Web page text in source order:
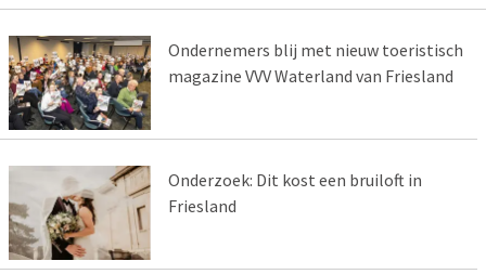
Ondernemers blij met nieuw toeristisch
magazine VVV Waterland van Friesland
Onderzoek: Dit kost een bruiloft in
Friesland